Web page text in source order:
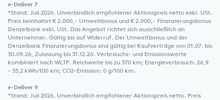
e-Deliver 7
*Stand: Juli 2026. Unverbindlich empfohlener Aktionspreis netto exkl. USt.
Preis beinhaltet € 2.000,- Umweltbonus und € 2.000,- Finanzierungsbonus
Denzelbank exkl. USt. Das Angebot richtet sich ausschließlich an
Unternehmer. Gültig bis auf Widerruf. Der Umweltbonus und der
Denzelbank Finanzierungsbonus sind gültig bei Kaufverträge von 01.07. bis
30.09.26, Zulassung bis 31.12.26. Verbrauchs- und Emissionswerte
kombiniert nach WLTP. Reichweite bis zu 370 km; Energieverbrauch: 26,9
- 33,2 kWh/100 km; CO2-Emission: 0 g/100 km.
e-Deliver 9
*Stand: Juli 2026. Unverbindlich empfohlener Aktionspreis netto. Preis